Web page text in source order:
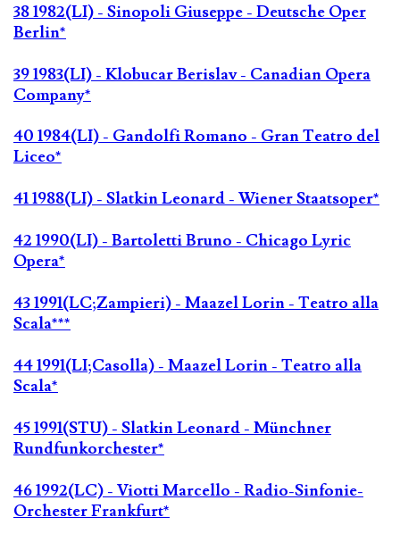
38 1982(LI) - Sinopoli Giuseppe - Deutsche Oper
Berlin*
39 1983(LI) - Klobucar Berislav - Canadian Opera
Company*
40 1984(LI) - Gandolfi Romano - Gran Teatro del
Liceo*
41 1988(LI) - Slatkin Leonard - Wiener Staatsoper*
42 1990(LI) - Bartoletti Bruno - Chicago Lyric
Opera*
43 1991(LC;Zampieri) - Maazel Lorin - Teatro alla
Scala***
44 1991(LI;Casolla) - Maazel Lorin - Teatro alla
Scala*
45 1991(STU) - Slatkin Leonard - Münchner
Rundfunkorchester*
46 1992(LC) - Viotti Marcello - Radio-Sinfonie-
Orchester Frankfurt*